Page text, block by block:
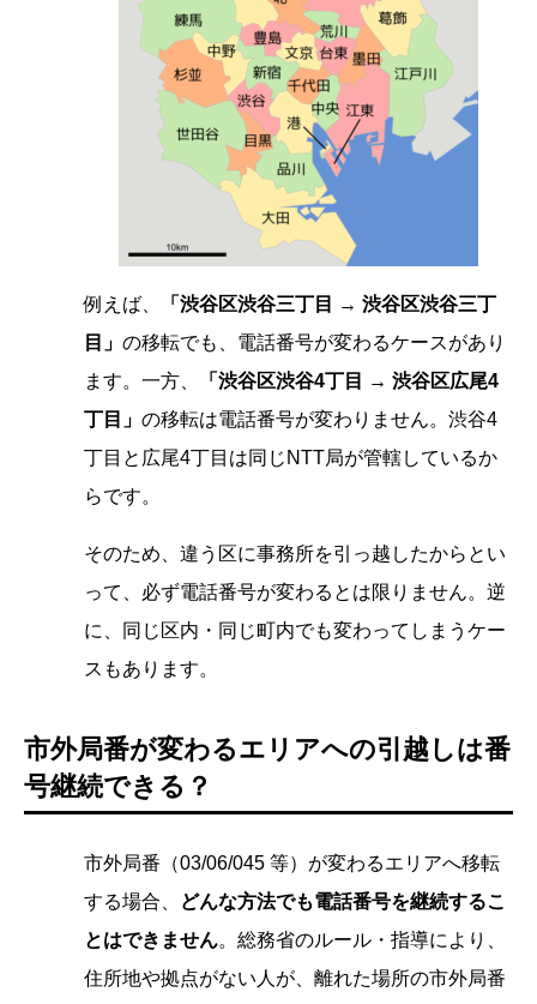
例えば、
「渋谷区渋谷三丁目 → 渋谷区渋谷三丁
目」 の移転でも、電話番号が変わるケースがあり
ます。一方、
「渋谷区渋谷4丁目 → 渋谷区広尾4
丁目」 の移転は電話番号が変わりません。渋谷4
丁目と広尾4丁目は同じNTT局が管轄しているか
らです。
そのため、違う区に事務所を引っ越したからとい
って、必ず電話番号が変わるとは限りません。逆
に、同じ区内・同じ町内でも変わってしまうケー
スもあります。
市外局番が変わるエリアへの引越しは番
号継続できる？
市外局番（03/06/045 等）が変わるエリアへ移転
する場合、
どんな方法でも電話番号を継続するこ
とはできません。総務省のルール・指導により、
住所地や拠点がない人が、離れた場所の市外局番